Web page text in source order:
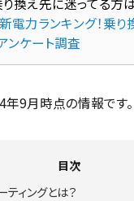
電力ランキング！乗り
ンケート調査
9月時点の情報です。
目次
ティングとは？